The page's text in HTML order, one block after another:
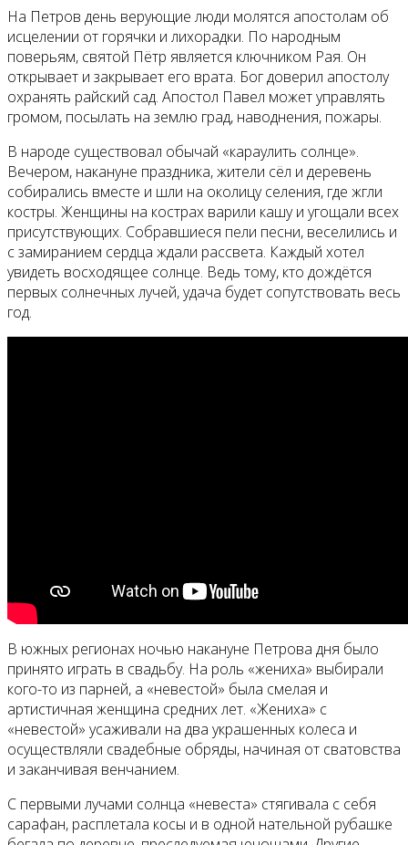
На Петров день верующие люди молятся апостолам об
исцелении от горячки и лихорадки. По народным
поверьям, святой Пётр является ключником Рая. Он
открывает и закрывает его врата. Бог доверил апостолу
охранять райский сад. Апостол Павел может управлять
громом, посылать на землю град, наводнения, пожары.
В народе существовал обычай «караулить солнце».
Вечером, накануне праздника, жители сёл и деревень
собирались вместе и шли на околицу селения, где жгли
костры. Женщины на кострах варили кашу и угощали всех
присутствующих. Собравшиеся пели песни, веселились и
с замиранием сердца ждали рассвета. Каждый хотел
увидеть восходящее солнце. Ведь тому, кто дождётся
первых солнечных лучей, удача будет сопутствовать весь
год.
В южных регионах ночью накануне Петрова дня было
принято играть в свадьбу. На роль «жениха» выбирали
кого-то из парней, а «невестой» была смелая и
артистичная женщина средних лет. «Жениха» с
«невестой» усаживали на два украшенных колеса и
осуществляли свадебные обряды, начиная от сватовства
и заканчивая венчанием.
С первыми лучами солнца «невеста» стягивала с себя
сарафан, расплетала косы и в одной нательной рубашке